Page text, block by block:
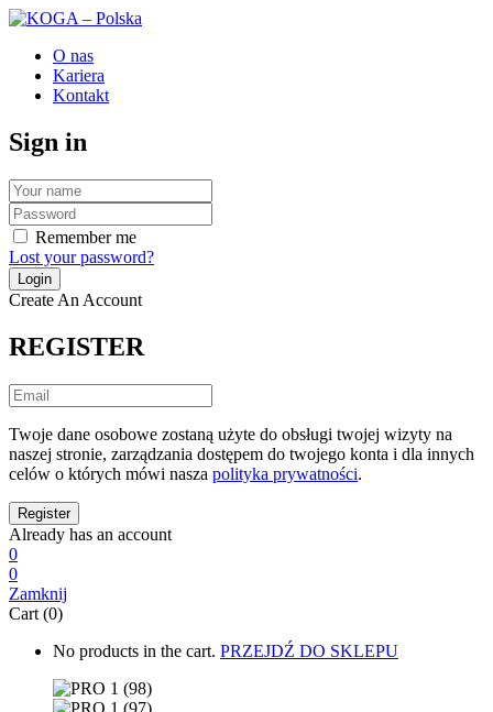
O nas
Kariera
Kontakt
Sign in
Remember me
Lost your password?
Create An Account
REGISTER
Twoje dane osobowe zostaną użyte do obsługi twojej wizyty na
naszej stronie, zarządzania dostępem do twojego konta i dla innych
celów o których mówi nasza polityka prywatności.
Already has an account
0
0
Zamknij
Cart (0)
No products in the cart. PRZEJDŹ DO SKLEPU